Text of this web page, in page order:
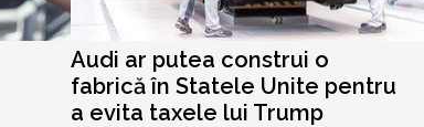
Audi ar putea construi o
fabrică în Statele Unite pentru
a evita taxele lui Trump